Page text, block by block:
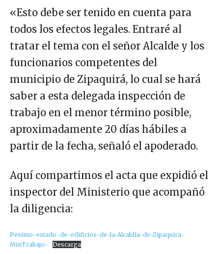
«Esto debe ser tenido en cuenta para
todos los efectos legales. Entraré al
tratar el tema con el señor Alcalde y los
funcionarios competentes del
municipio de Zipaquirá, lo cual se hará
saber a esta delegada inspección de
trabajo en el menor término posible,
aproximadamente 20 días hábiles a
partir de la fecha, señaló el apoderado.
Aquí compartimos el acta que expidió el
inspector del Ministerio que acompañó
la diligencia:
Pesimo-estado-de-edificios-de-la-Alcaldia-de-Zipaquira-
MinTrabajo-
Descarga